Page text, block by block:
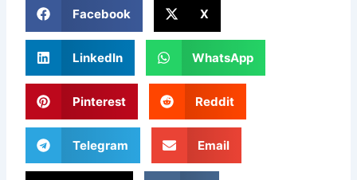
Facebook X
LinkedIn WhatsApp
Pinterest Reddit
Telegram Email